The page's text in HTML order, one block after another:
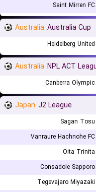
Saint Mirren FC
Australia Australia Cup
Heidelberg United
Australia NPL ACT
Canberra Olympic
Japan J2 League
Sagan Tosu
Vanraure Hachnohe FC
Oita Trinita
Consadole Sapporo
Tegevajaro Miyazaki